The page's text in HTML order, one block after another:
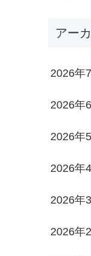
アー
2026年
2026年
2026年
2026年
2026年
2026年